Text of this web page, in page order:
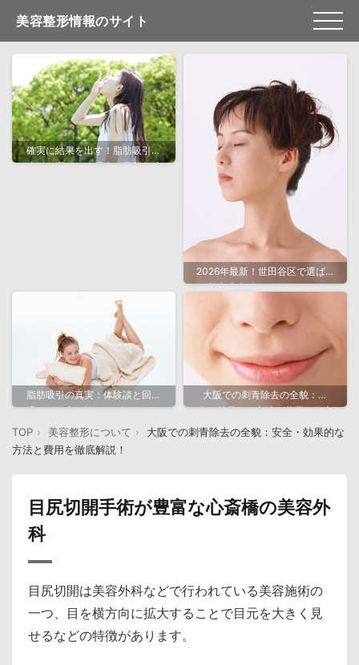
美容整形情報のサイト
確実に結果を出す！脂肪吸引を
大阪で選ぶべき理由と最新の成
2026年最新！世田谷区で選ばれ
る美容皮膚科のポイントとおす
脂肪吸引の真実：体験談と回復
過程を徹底解説するブログガイ
ド
大阪での刺青除去の全貌：安
全・効果的な方法と費用を徹底
解説！
TOP 美容整形について
大阪での刺青除去の全貌：安全・効果的な
方法と費用を徹底解説！
目尻切開手術が豊富な心斎橋の美容外
科
目尻切開は美容外科などで行われている美容施術の
一つ、目を横方向に拡大することで目元を大きく見
せるなどの特徴があります。